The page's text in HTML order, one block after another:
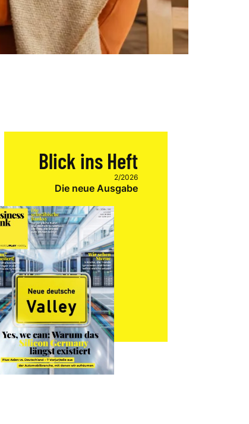
Blick ins Heft
2/2026
Die neue Ausgabe